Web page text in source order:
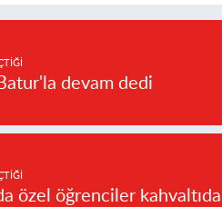
devam dedi
özel öğrenciler